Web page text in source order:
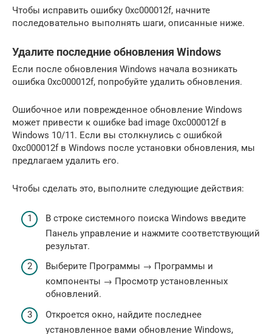
Чтобы исправить ошибку 0xc000012f, начните
последовательно выполнять шаги, описанные ниже.
Удалите последние обновления Windows
Если после обновления Windows начала возникать
ошибка 0xc000012f, попробуйте удалить обновления.
Ошибочное или поврежденное обновление Windows
может привести к ошибке bad image 0xc000012f в
Windows 10/11. Если вы столкнулись с ошибкой
0xc000012f в Windows после установки обновления, мы
предлагаем удалить его.
Чтобы сделать это, выполните следующие действия:
В строке системного поиска Windows введите
Панель управление и нажмите соответствующий
результат.
Выберите Программы → Программы и
компоненты → Просмотр установленных
обновлений.
Откроется окно, найдите последнее
установленное вами обновление Windows,